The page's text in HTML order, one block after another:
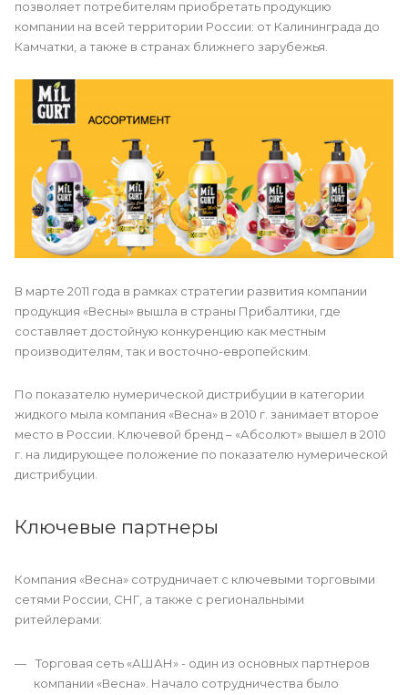
позволяет потребителям приобретать продукцию
компании на всей территории России: от Калининграда до
Камчатки, а также в странах ближнего зарубежья.
В марте 2011 года в рамках стратегии развития компании
продукция «Весны» вышла в страны Прибалтики, где
составляет достойную конкуренцию как местным
производителям, так и восточно-европейским.
По показателю нумерической дистрибуции в категории
жидкого мыла компания «Весна» в 2010 г. занимает второе
место в России. Ключевой бренд – «Абсолют» вышел в 2010
г. на лидирующее положение по показателю нумерической
дистрибуции.
Ключевые партнеры
Компания «Весна» сотрудничает с ключевыми торговыми
сетями России, СНГ, а также с региональными
ритейлерами:
Торговая сеть «АШАН» - один из основных партнеров
компании «Весна». Начало сотрудничества было